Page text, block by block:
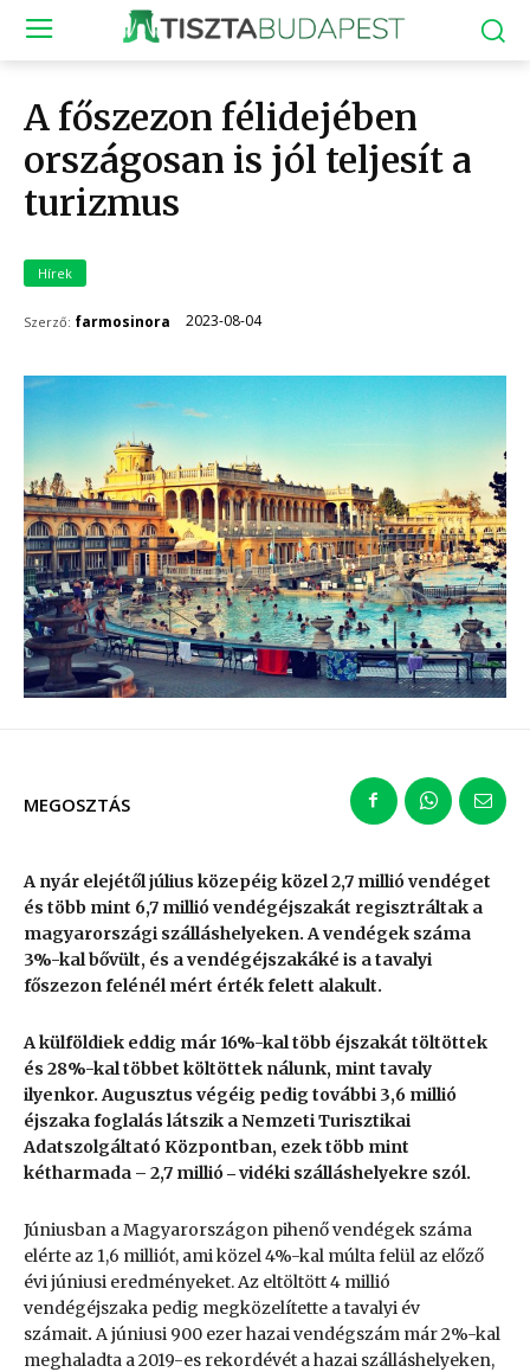
​A főszezon félidejében
országosan is jól teljesít a
turizmus
Hírek
Szerző: farmosinora 2023-08-04
MEGOSZTÁS
A nyár elejétől július közepéig közel 2,7 millió vendéget
és több mint 6,7 millió vendégéjszakát regisztráltak a
magyarországi szálláshelyeken. A vendégek száma
3%-kal bővült, és a vendégéjszakáké is a tavalyi
főszezon felénél mért érték felett alakult.
A külföldiek eddig már 16%-kal több éjszakát töltöttek
és 28%-kal többet költöttek nálunk, mint tavaly
ilyenkor. Augusztus végéig pedig további 3,6 millió
éjszaka foglalás látszik a Nemzeti Turisztikai
Adatszolgáltató Központban, ezek több mint
kétharmada – 2,7 millió ‒ vidéki szálláshelyekre szól.
Júniusban a Magyarországon pihenő vendégek száma
elérte az 1,6 milliót, ami közel 4%-kal múlta felül az előző
évi júniusi eredményeket. Az eltöltött 4 millió
vendégéjszaka pedig megközelítette a tavalyi év
számait. A júniusi 900 ezer hazai vendégszám már 2%-kal
meghaladta a 2019-es rekordévét a hazai szálláshelyeken,